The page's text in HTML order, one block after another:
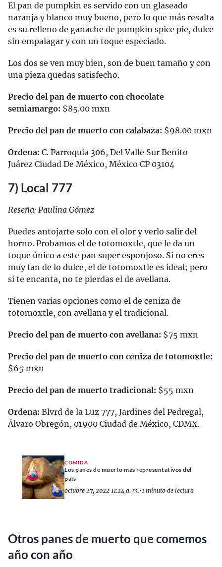
El pan de pumpkin es servido con un glaseado
naranja y blanco muy bueno, pero lo que más resalta
es su relleno de ganache de pumpkin spice pie, dulce
sin empalagar y con un toque especiado.
Los dos se ven muy bien, son de buen tamaño y con
una pieza quedas satisfecho.
Precio del pan de muerto con chocolate
semiamargo: $85.00 mxn
Precio del pan de muerto con calabaza: $98.00 mxn
Ordena: C. Parroquia 306, Del Valle Sur Benito
Juárez Ciudad De México, México CP 03104
7) Local 777
Reseña: Paulina Gómez
Puedes antojarte solo con el olor y verlo salir del
horno. Probamos el de totomoxtle, que le da un
toque único a este pan super esponjoso. Si no eres
muy fan de lo dulce, el de totomoxtle es ideal; pero
si te encanta, no te pierdas el de avellana.
Tienen varias opciones como el de ceniza de
totomoxtle, con avellana y el tradicional.
Precio del pan de muerto con avellana: $75 mxn
Precio del pan de muerto con ceniza de totomoxtle:
$65 mxn
Precio del pan de muerto tradicional: $55 mxn
Ordena: Blvrd de la Luz 777, Jardines del Pedregal,
Álvaro Obregón, 01900 Ciudad de México, CDMX.
COMIDA
Los panes de muerto más representativos del
país
octubre 27, 2022 11:24 a. m.•1 minuto de lectura
Otros panes de muerto que comemos
año con año